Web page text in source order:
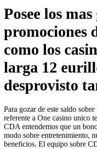
Posee los
promociones
como los
larga 12
desprovisto
Para gozar de este saldo
referente a One casino unico
CDA entendemos que un
modo sobre entretenimiento,
beneficios. El equipo sobre